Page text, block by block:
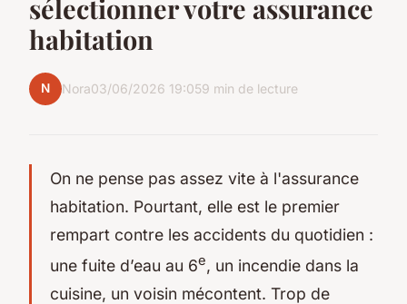
sélectionner votre assurance
habitation
N Nora03/06/2026 19:059 min de lecture
On ne pense pas assez vite à l'assurance
habitation. Pourtant, elle est le premier
rempart contre les accidents du quotidien :
une fuite d’eau au 6e, un incendie dans la
cuisine, un voisin mécontent. Trop de